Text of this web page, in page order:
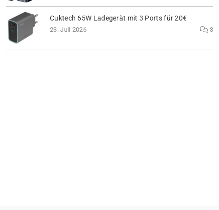
Cuktech 65W Ladegerät mit 3 Ports für 20€
23. Juli 2026 3